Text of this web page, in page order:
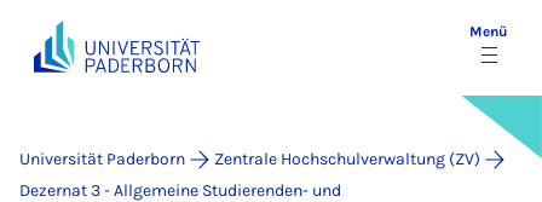
Menü
Universität Paderborn
Zentrale Hochschulverwaltung (ZV)
Dezernat 3 - Allgemeine Studierenden- und